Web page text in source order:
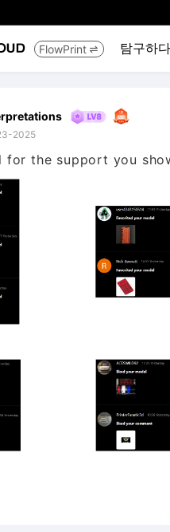
FlowPrint  탐구하다
2025
for the support you